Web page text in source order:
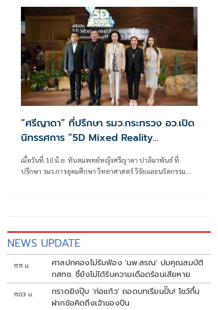
Hidden Paradise : ธรรมชาติสร้างสรรค์ สวรรค์บนดิน” ที่
พิพิธภัณฑ์พระรามเก้า อพวช.คลอง 5 ปทุมธานี
“ศรีญาดา” ที่ปรึกษา รมว.กระทรวง อว.เปิด
นิทรรศการ “5D Mixed Reality
Experience” และกิจกรรม “Hidden
Paradise” พิพิธภัณฑ์พระรามเก้า องค์การ
พิพิธภัณฑ์วิทยาศาสตร์แห่งชาติ(อพวช.)
เมื่อวันที่ 10 มิ.ย. ทันตแพทย์หญิงศรีญาดา ปาลิมาพันธ์ ที่
ปรึกษา รมว.การอุดมศึกษา วิทยาศาสตร์ วิจัยและนวัตกรรม
NEWS UPDATE
11:11 น.
ศาลปกคองไม่รับฟ้อง 'นพ.สรณ' ปมคุณสมบัติ
กสทช. ชี้ยังไม่ได้รับความเดือดร้อนเสียหาย
11:03 น.
กราดยิงปุ๊บ 'ก่อแก้ว' ถอดบทเรียนปั๊บ! โชว์กึ๋น
ฝากข้อคิดถึงเจ้าของปืน